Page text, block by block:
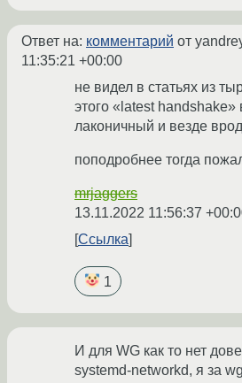
Ответ на: комментарий от
11:35:21 +00:00
не видел в статьях из
этого «latest
лаконичный и везде
поподробнее тогда
mrjaggers
13.11.2022 11:56:37
Ссылка
1
И для WG как то нет
systemd-networkd, я за